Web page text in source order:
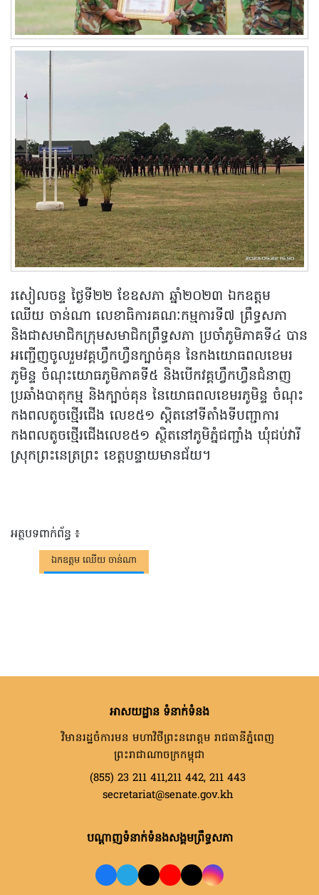
រសៀលចន្ទ ថ្ងៃទី២២ ខែឧសភា ឆ្នាំ២០២៣ ឯកឧត្តម
ឈើយ ចាន់ណា លេខាធិការគណៈកម្មការទី៧ ព្រឹទ្ធសភា
និងជាសមាជិកក្រុមសមាជិកព្រឹទ្ធសភា ប្រចាំភូមិភាគទី៤ បាន
អញ្ជើញចូលរួមវគ្គហ្វឹកហ្វឺនក្បាច់គុន នៃកងយោធពលខេមរ
ភូមិន្ទ ចំណុះយោធភូមិភាគទី៥ និងបើកវគ្គហ្វឹកហ្វឺនជំនាញ
ប្រឆាំងបាតុកម្ម និងក្បាច់គុន នៃយោធពលខេមរភូមិន្ទ ចំណុះ
កងពលតូចថ្មើរជើង លេខ៥១ ស្ដិតនៅទីតាំងទីបញ្ជាការ
កងពលតូចថ្មើរជើងលេខ៥១ ស្ថិតនៅភូមិភ្នំជញ្ជាំង ឃុំជប់វារី
ស្រុកព្រះនេត្រព្រះ ខេត្តបន្ទាយមានជ័យ។
អត្ថបទពាក់ព័ន្ធ ៖
ឯកឧត្តម ឈើយ ចាន់ណា
អាសយដ្ឋាន ទំនាក់ទំនង
វិមានរដ្ឋចំការមន មហាវិថីព្រះនរោត្តម រាជធានីភ្នំពេញ
ព្រះរាជាណាចក្រកម្ពុជា
(855) 23 211 411,211 442, 211 443
secretariat@senate.gov.kh
បណ្តាញទំនាក់ទំនងសង្គមព្រឹទ្ធសភា